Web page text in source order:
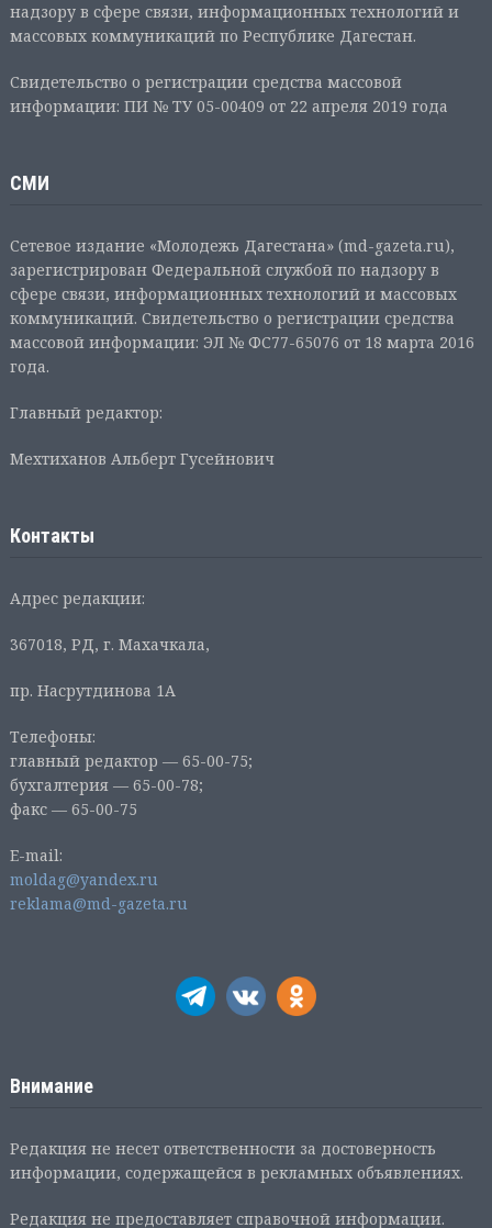
надзору в сфере связи, информационных технологий и
массовых коммуникаций по Республике Дагестан.
Свидетельство о регистрации средства массовой
информации: ПИ № ТУ 05-00409 от 22 апреля 2019 года
СМИ
Сетевое издание «Молодежь Дагестана» (md-gazeta.ru),
зарегистрирован Федеральной службой по надзору в
сфере связи, информационных технологий и массовых
коммуникаций. Свидетельство о регистрации средства
массовой информации: ЭЛ № ФС77-65076 от 18 марта 2016
года.
Главный редактор:
Мехтиханов Альберт Гусейнович
Контакты
Адрес редакции:
367018, РД, г. Махачкала,
пр. Насрутдинова 1А
Телефоны:
главный редактор — 65-00-75;
бухгалтерия — 65-00-78;
факс — 65-00-75
E-mail:
moldag@yandex.ru
reklama@md-gazeta.ru
Внимание
Редакция не несет ответственности за достоверность
информации, содержащейся в рекламных объявлениях.
Редакция не предоставляет справочной информации.